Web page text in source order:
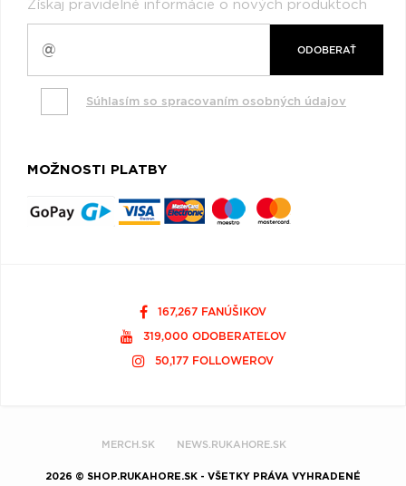
Získaj pravidelné informácie o nových produktoch
ODOBERAŤ
Súhlasím so spracovaním osobných údajov
MOŽNOSTI PLATBY
167,267 FANÚŠIKOV
319,000 ODOBERATEĽOV
50,177 FOLLOWEROV
MERCH.SK NEWS.RUKAHORE.SK
2026 © SHOP.RUKAHORE.SK - VŠETKY PRÁVA VYHRADENÉ